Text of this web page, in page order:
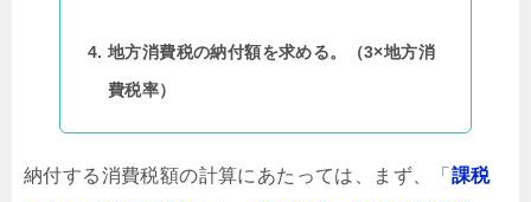
地方消費税の納付額を求める。（3×地方消
費税率）
納付する消費税額の計算にあたっては、まず、「 課税